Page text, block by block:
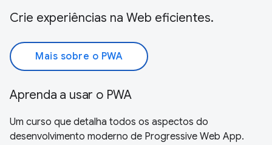
Crie experiências na Web eficientes.
Mais sobre o PWA
Aprenda a usar o PWA
Um curso que detalha todos os aspectos do
desenvolvimento moderno de Progressive Web App.